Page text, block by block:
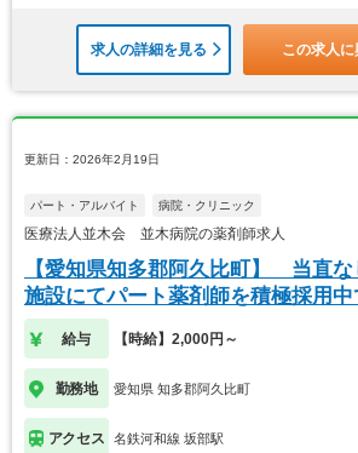
求人の詳細を見る この求人
更新日：2026年2月19日
パート・アルバイト 病院・クリニック
医療法人並木会 並木病院の薬剤師求人
【愛知県知多郡阿久比町】 当直
施設にてパート薬剤師を積極採用中
給与 【時給】2,000円～
勤務地 愛知県 知多郡阿久比町
アクセス 名鉄河和線 坂部駅